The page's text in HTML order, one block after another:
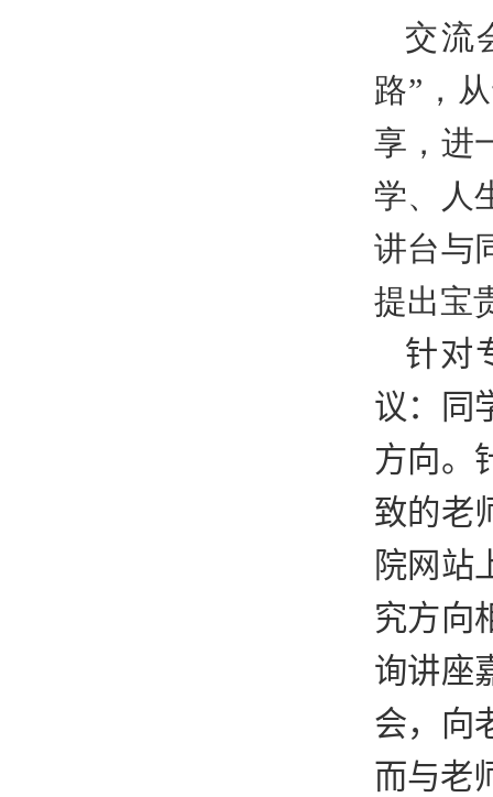
交流
路”，
享，进
学、人
讲台与
提出宝
针对
议：同
方向。
致的老
院网站
究方向
询讲座
会，向
而与老